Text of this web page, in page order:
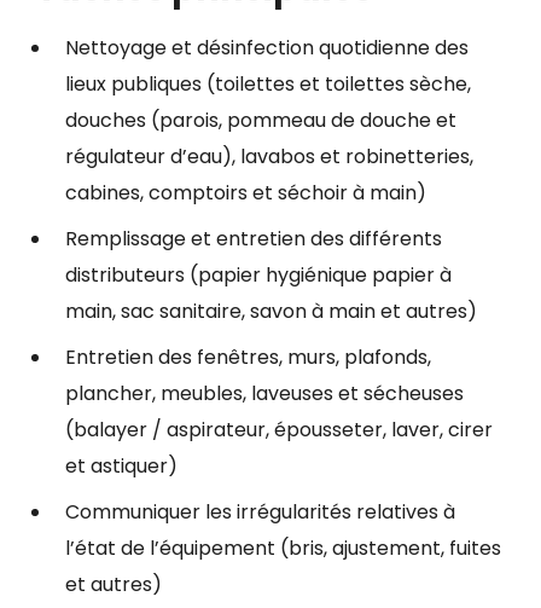
Nettoyage et désinfection quotidienne des
lieux publiques (toilettes et toilettes sèche,
douches (parois, pommeau de douche et
régulateur d’eau), lavabos et robinetteries,
cabines, comptoirs et séchoir à main)
Remplissage et entretien des différents
distributeurs (papier hygiénique papier à
main, sac sanitaire, savon à main et autres)
Entretien des fenêtres, murs, plafonds,
plancher, meubles, laveuses et sécheuses
(balayer / aspirateur, épousseter, laver, cirer
et astiquer)
Communiquer les irrégularités relatives à
l’état de l’équipement (bris, ajustement, fuites
et autres)